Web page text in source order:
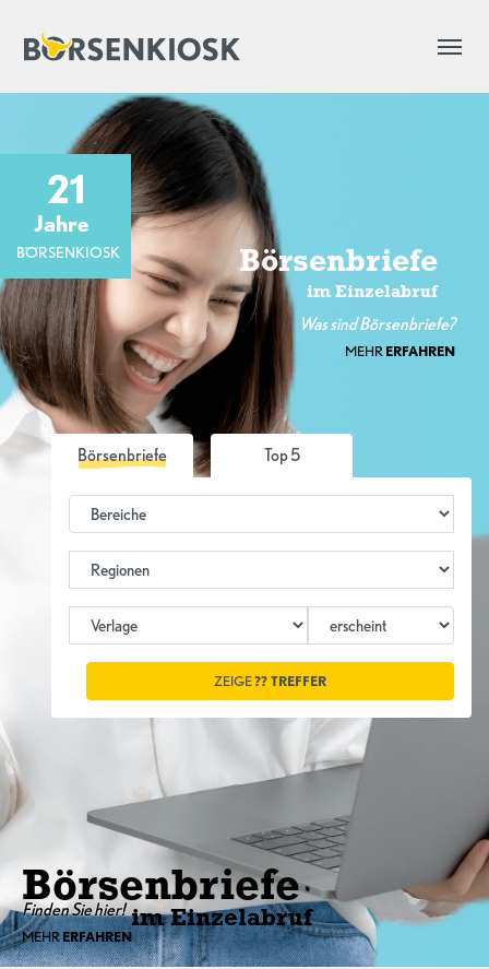
Börsenbriefe
im Einzelabruf
Was sind Börsenbriefe?
MEHR ERFAHREN
Börsenbriefe Top 5
ZEIGE?? TREFFER
Börsenbriefe
im Einzelabruf
Finden Sie hier!
MEHRERFAHREN
21
Jahre
BÖRSENKIOSK